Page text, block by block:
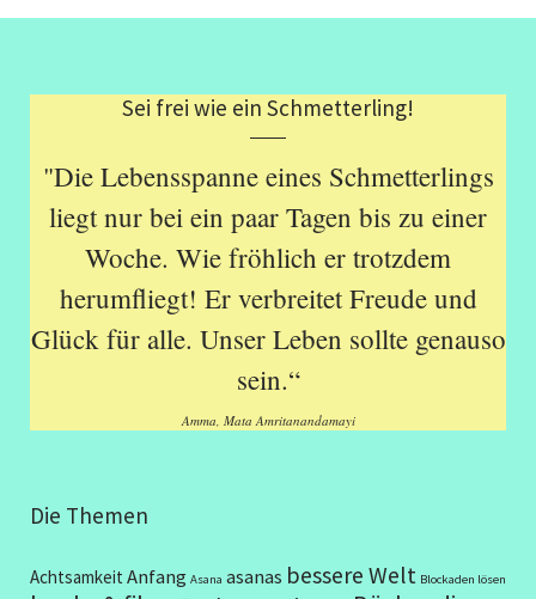
Sei frei wie ein Schmetterling!
"Die Lebensspanne eines Schmetterlings
liegt nur bei ein paar Tagen bis zu einer
Woche. Wie fröhlich er trotzdem
herumfliegt! Er verbreitet Freude und
Glück für alle. Unser Leben sollte genauso
sein.“
Amma, Mata Amritanandamayi
Die Themen
Achtsamkeit Anfang Asana asanas bessere Welt Blockaden lösen